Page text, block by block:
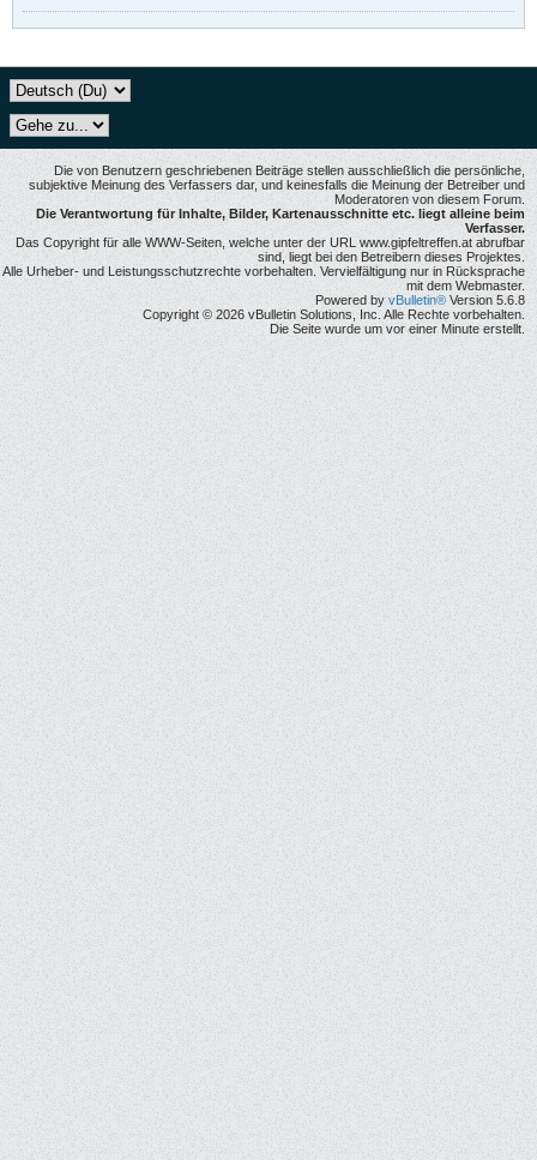
Die von Benutzern geschriebenen Beiträge stellen ausschließlich die persönliche,
subjektive Meinung des Verfassers dar, und keinesfalls die Meinung der Betreiber und
Moderatoren von diesem Forum.
Die Verantwortung für Inhalte, Bilder, Kartenausschnitte etc. liegt alleine beim
Verfasser.
Das Copyright für alle WWW-Seiten, welche unter der URL www.gipfeltreffen.at abrufbar
sind, liegt bei den Betreibern dieses Projektes.
Alle Urheber- und Leistungsschutzrechte vorbehalten. Vervielfältigung nur in Rücksprache
mit dem Webmaster.
Powered by vBulletin® Version 5.6.8
Copyright © 2026 vBulletin Solutions, Inc. Alle Rechte vorbehalten.
Die Seite wurde um vor einer Minute erstellt.